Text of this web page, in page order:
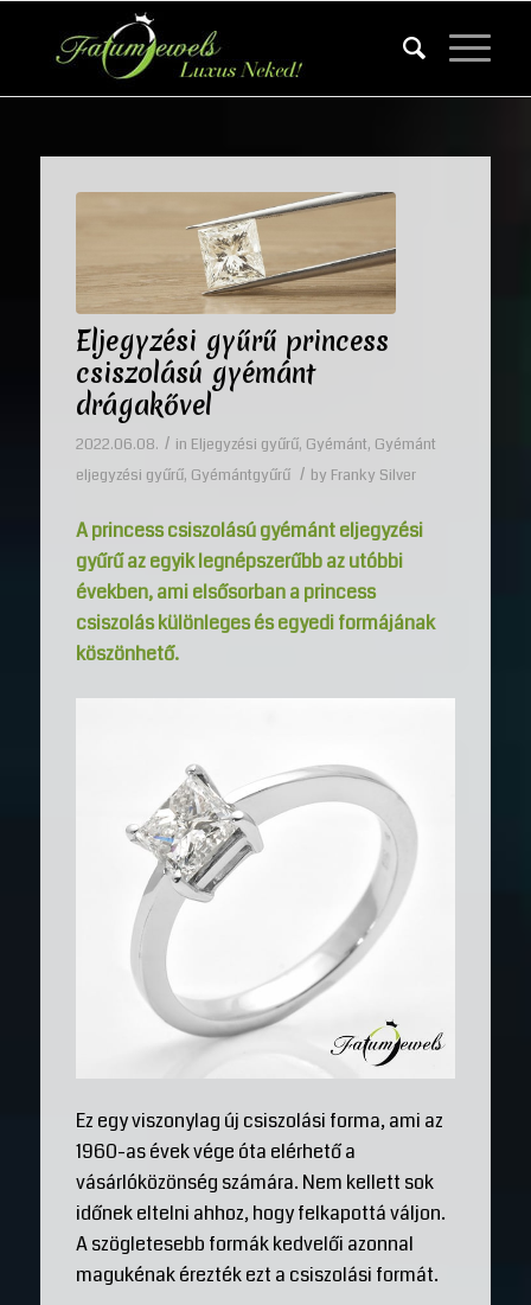
Eljegyzési gyűrű princess
csiszolású gyémánt
drágakővel
2022.06.08. / in Eljegyzési gyűrű, Gyémánt, Gyémánt
eljegyzési gyűrű, Gyémántgyűrű / by Franky Silver
A princess csiszolású gyémánt eljegyzési
gyűrű az egyik legnépszerűbb az utóbbi
években, ami elsősorban a princess
csiszolás különleges és egyedi formájának
köszönhető.
Ez egy viszonylag új csiszolási forma, ami az
1960-as évek vége óta elérhető a
vásárlóközönség számára. Nem kellett sok
időnek eltelni ahhoz, hogy felkapottá váljon.
A szögletesebb formák kedvelői azonnal
magukénak érezték ezt a csiszolási formát.